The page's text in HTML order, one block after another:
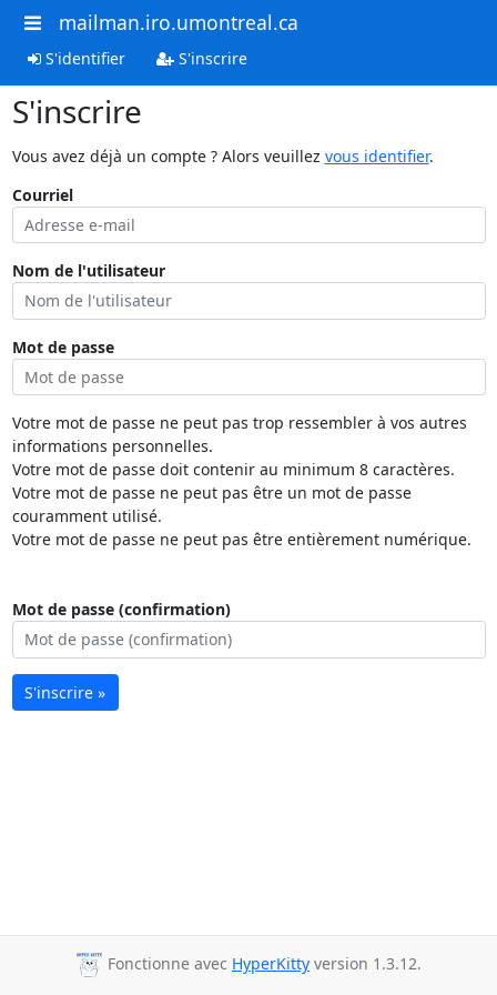
mailman.iro.umontreal.ca
S'identifier S'inscrire
S'inscrire
Vous avez déjà un compte ? Alors veuillez vous identifier.
Courriel
Nom de l'utilisateur
Mot de passe
Votre mot de passe ne peut pas trop ressembler à vos autres
informations personnelles.
Votre mot de passe doit contenir au minimum 8 caractères.
Votre mot de passe ne peut pas être un mot de passe
couramment utilisé.
Votre mot de passe ne peut pas être entièrement numérique.
Mot de passe (confirmation)
S'inscrire »
Fonctionne avec HyperKitty version 1.3.12.